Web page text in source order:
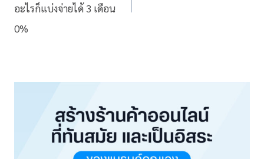
อะไรก็แบ่งจ่ายได้ 3 เดือน
0%